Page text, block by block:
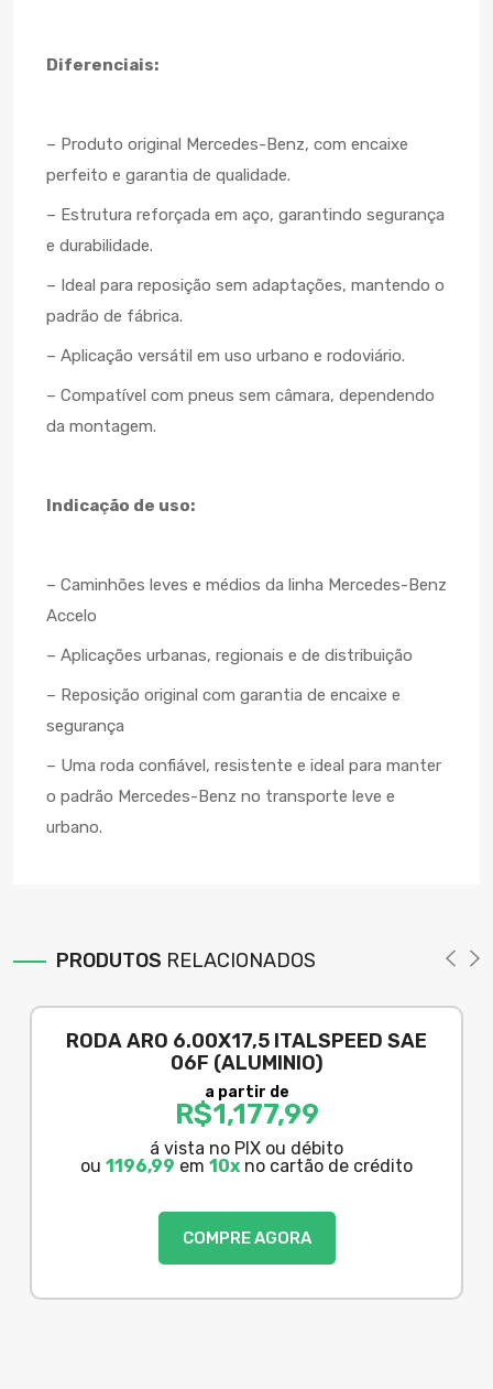
Diferenciais:
– Produto original Mercedes-Benz, com encaixe
perfeito e garantia de qualidade.
– Estrutura reforçada em aço, garantindo segurança
e durabilidade.
– Ideal para reposição sem adaptações, mantendo o
padrão de fábrica.
– Aplicação versátil em uso urbano e rodoviário.
– Compatível com pneus sem câmara, dependendo
da montagem.
Indicação de uso:
– Caminhões leves e médios da linha Mercedes-Benz
Accelo
– Aplicações urbanas, regionais e de distribuição
– Reposição original com garantia de encaixe e
segurança
– Uma roda confiável, resistente e ideal para manter
o padrão Mercedes-Benz no transporte leve e
urbano.
PRODUTOS RELACIONADOS
RODA ARO 6.00X17,5 ITALSPEED SAE
06F (ALUMINIO)
a partir de
R$1,177,99
á vista no PIX ou débito
ou 1196,99 em 10x no cartão de crédito
COMPRE AGORA